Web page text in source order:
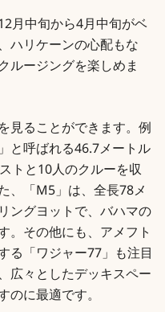
月中旬から4月中旬がベ
ハリケーンの心配もな
ルージングを楽しめま
見ることができます。例
と呼ばれる46.7メートル
トと10人のクルーを収
、「M5」は、全長78メ
ングヨットで、バハマの
。その他にも、アメフト
る「ワジャー77」も注目
広々としたデッキスペー
に最適です。